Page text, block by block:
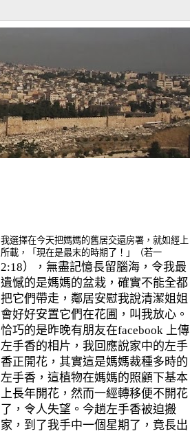
我選擇在今天把媽媽的舊居交還房署，就如經上
所載，「現在是最末的時期了！」（若一
2:18），無盡記憶長留腦海，令我最
遺憾的是媽媽的盆栽，確實不能全都
把它們帶走，鄰居安慰我說清潔姐姐
會好好安置它們在花圃，叫我放心。
恰巧的是昨晚有朋友在facebook
上傳
左手香的相片，我回應說家中的左手
香正開花，其實這是媽媽裁種多時的
左手香，這植物在媽媽的照顧下基本
上長年開花，然而一經轉移便不開花
了，令人失望。今趟左手香被迫搬
家，到了我手中一個星期了，竟長出